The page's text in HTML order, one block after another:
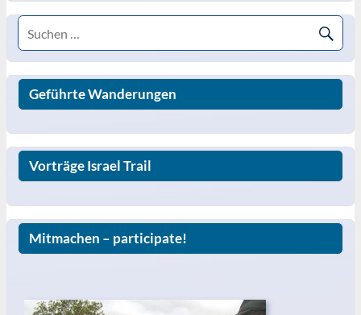
Geführte Wanderungen
Vorträge Israel Trail
Mitmachen – participate!